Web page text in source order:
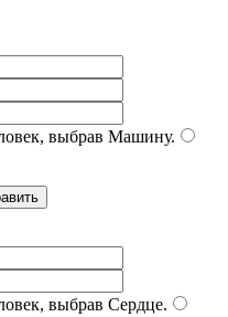
выбрав Машину.
выбрав Сердце.